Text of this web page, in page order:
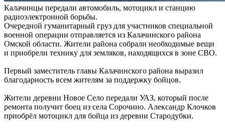
Калачинцы передали автомобиль, мотоцикл и станцию
радиоэлектронной борьбы.
Очередной гуманитарный груз для участников специальной
военной операции отправляется из Калачинского района
Омской области. Жители района собрали необходимые вещи
и приобрели технику для земляков, находящихся в зоне СВО.
Первый заместитель главы Калачинского района выразил
благодарность всем жителям за поддержку бойцов.
Жители деревни Новое Село передали УАЗ, который после
ремонта получит боец из села Сорочино. Александр Клочков
приобрёл мотоцикл для бойца из деревни Стародубки.